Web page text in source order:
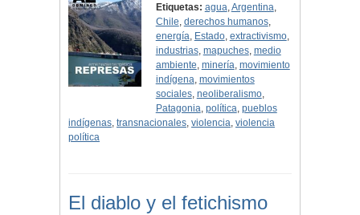
Etiquetas: agua,Argentina,
Chile, derechos humanos,
energía, Estado, extractivismo,
industrias, mapuches, medio
ambiente, minería, movimiento
indígena, movimientos
sociales, neoliberalismo,
Patagonia, política, pueblos
indígenas, transnacionales, violencia, violencia
política
El diablo y el fetichismo